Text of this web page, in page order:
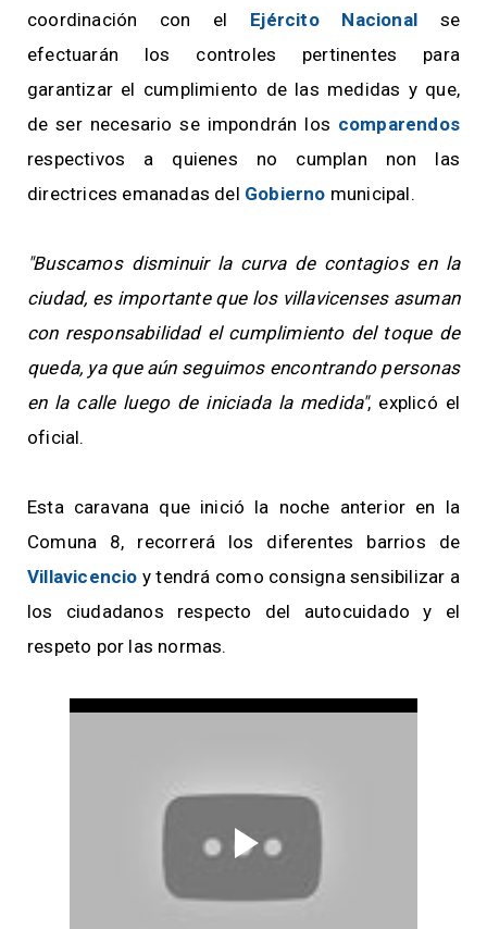
coordinación con el Ejército Nacional se
efectuarán los controles pertinentes para
garantizar el cumplimiento de las medidas y que,
de ser necesario se impondrán los comparendos
respectivos a quienes no cumplan non las
directrices emanadas del Gobierno municipal.
"Buscamos disminuir la curva de contagios en la
ciudad, es importante que los villavicenses asuman
con responsabilidad el cumplimiento del toque de
queda, ya que aún seguimos encontrando personas
en la calle luego de iniciada la medida", explicó el
oficial.
Esta caravana que inició la noche anterior en la
Comuna 8, recorrerá los diferentes barrios de
Villavicencio y tendrá como consigna sensibilizar a
los ciudadanos respecto del autocuidado y el
respeto por las normas.